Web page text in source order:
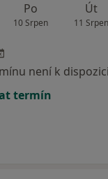
Po
10 Srpen
Út
11 Srpen
není k dispozici
termín